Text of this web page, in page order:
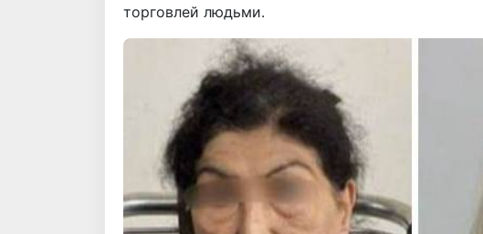
торговлей людьми.